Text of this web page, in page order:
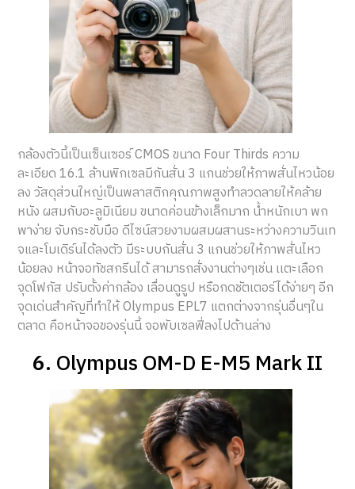
กล้องตัวนี้เป็นเซ็นเซอร์ CMOS ขนาด Four Thirds ความ
ละเอียด 16.1 ล้านพิกเซลมีกันสั่น 3 แกนช่วยให้ภาพสั่นไหวน้อย
ลง วัสดุส่วนใหญ่เป็นพลาสติกคุณภาพสูงทำลวดลายให้คล้าย
หนัง ผสมกับอะลูมิเนียม ขนาดค่อนข้างเล็กมาก น้ำหนักเบา พก
พาง่าย จับกระชับมือ ดีไซน์สวยงามผสมผสานระหว่างความวินเท
จและโมเดิร์นได้ลงตัว มีระบบกันสั่น 3 แกนช่วยให้ภาพสั่นไหว
น้อยลง หน้าจอทัชสกรีนได้ สามารถสั่งงานต่างๆเช่น เเตะเลือก
จุดโฟกัส ปรับตั้งค่ากล้อง เลื่อนดูรูป หรือกดชัตเตอร์ได้ง่ายๆ อีก
จุดเด่นสำคัญที่ทำให้ Olympus EPL7 แตกต่างจากรุ่นอื่นๆใน
ตลาด คือหน้าจอของรุ่นนี้ จอพับเซลฟี่ลงไปด้านล่าง
6. Olympus OM-D E-M5 Mark II